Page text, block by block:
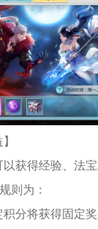
获得经验、法
则为：
积分将获得固定